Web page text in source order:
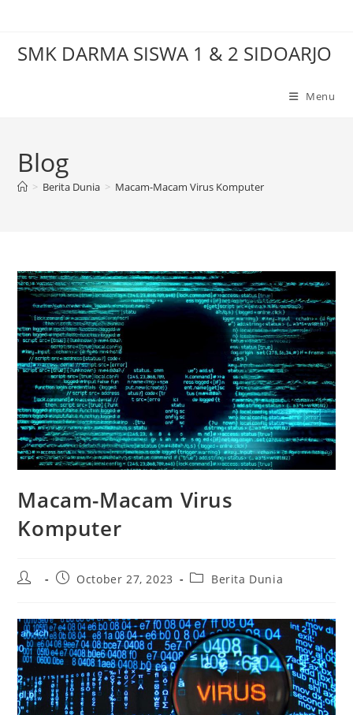
contentSMK DARMA SISWA 1 & 2 SIDOARJO
Menu
Blog
> Berita Dunia > Macam-Macam Virus Komputer
Macam-Macam Virus
Komputer
Post
PostOctober 27, 2023
PostBerita Dunia